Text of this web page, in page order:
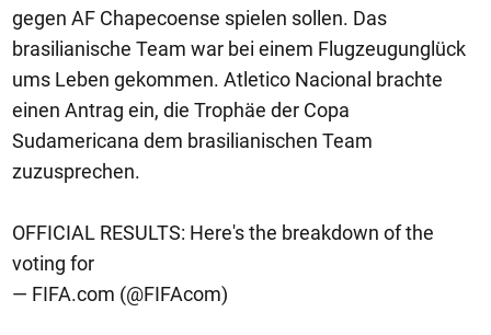
gegen AF Chapecoense spielen sollen. Das
brasilianische Team war bei einem Flugzeugunglück
ums Leben gekommen. Atletico Nacional brachte
einen Antrag ein, die Trophäe der Copa
Sudamericana dem brasilianischen Team
zuzusprechen.
OFFICIAL RESULTS: Here's the breakdown of the
voting for
— FIFA.com (@FIFAcom)